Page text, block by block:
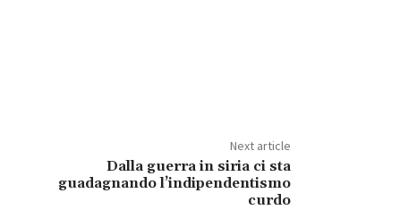
Next article
Dalla guerra in siria ci sta
guadagnando l’indipendentismo
curdo